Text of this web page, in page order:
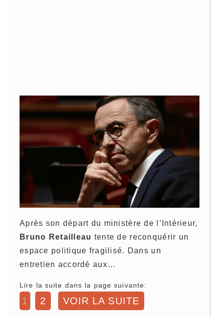
Après son départ du ministère de l’Intérieur,
Bruno Retailleau tente de reconquérir un
espace politique fragilisé. Dans un
entretien accordé aux…
Lire la suite dans la page suivante:
1 2 VOIR LA SUITE